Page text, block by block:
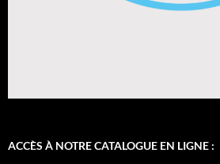
ACCÈS À NOTRE CATALOGUE EN LIGNE :